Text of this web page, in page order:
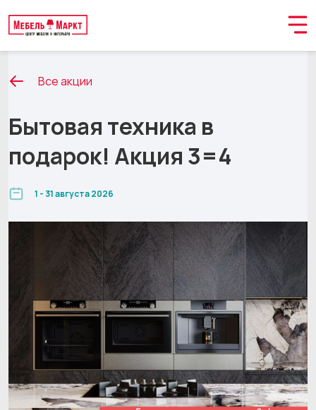
Все акции
1 - 31 августа 2026
Бытовая техника в
подарок! Акция 3=4
Обращение принято
В ближайшее время мы свяжемся с вами